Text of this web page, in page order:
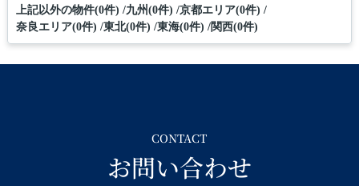
上記以外の物件(0件) 九州(0件) 京都エリア(0件)
奈良エリア(0件) 東北(0件) 東海(0件) 関西(0件)
CONTACT
お問い合わせ